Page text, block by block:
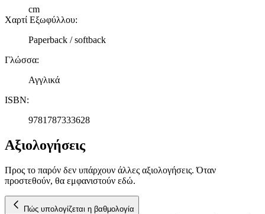
μας και την ανάπτυξη προϊόντων. Επίσης, κοινοποιούμε
πληροφορίες σχετικά με την από μέρους σας χρήση της
δικτύωσης, διαφημίσεων και ανάλυσης.
cm
Χαρτί Εξωφύλλου:
Paperback / softback
Γλώσσα:
Αγγλικά
ISBN:
9781787333628
Αξιολογήσεις
Προς το παρόν δεν υπάρχουν άλλες αξιολογήσεις. Όταν
προστεθούν, θα εμφανιστούν εδώ.
Πώς υπολογίζεται η βαθμολογία